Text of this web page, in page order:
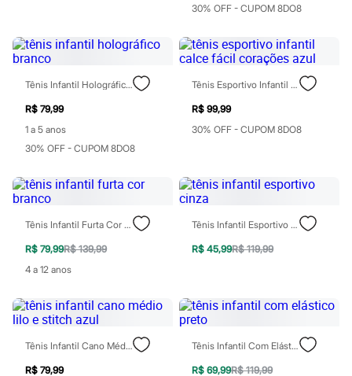
Todos os produtos
Infantil
Em alta
Arrumadinho para os meninos
Romântico para as meninas
Inverno
Novidades
Roupas menina
0 a 24 meses
4 a 12 anos
10 a 16 anos
Roupas menino
0 a 24 meses
1 a 5 anos
4 a 12 anos
10 a 16 anos
Acessórios
Bolsas e Mochilas
Chapéus
Calçados
Botas
Pantufas
30% OFF - CUPOM 8DO8
Tênis Infantil Holográfico Branco
R$ 79,99
1 a 5 anos
30% OFF - CUPOM 8DO8
Tênis Esportivo Infantil Calce Fácil Corações Azul
R$ 99,99
30% OFF - CUPOM 8DO8
Tênis Infantil Furta Cor Branco
R$ 79,99R$ 139,99
4 a 12 anos
Tênis Infantil Esportivo Cinza
R$ 45,99R$ 119,99
Tênis Infantil Cano Médio Lilo E Stitch Azul
R$ 79,99
Tênis Infantil Com Elástico Preto
R$ 69,99R$ 119,99